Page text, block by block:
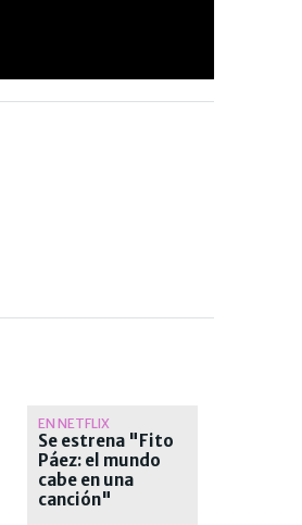
EN NETFLIX
Se estrena "Fito
Páez: el mundo
cabe en una
canción"